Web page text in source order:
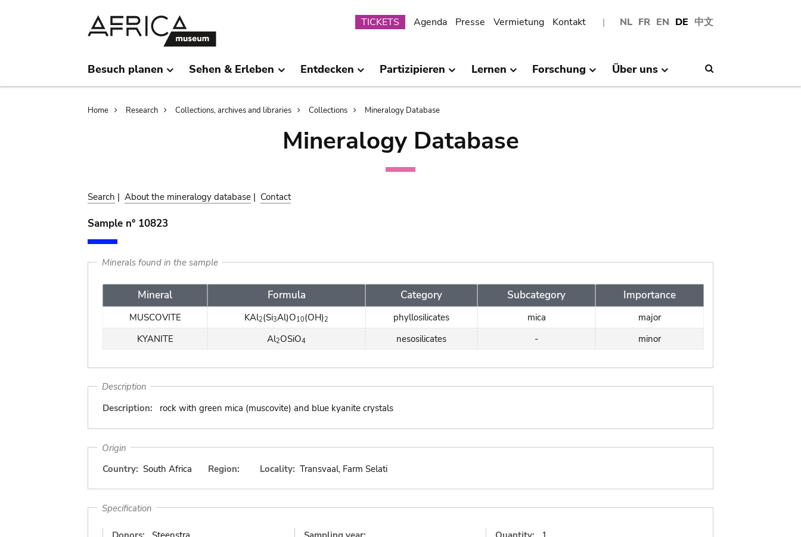
NL FR EN DE 中文
Submenu
TICKETS Agenda Presse Vermietung Kontakt
Besuch planen Sehen & Erleben Entdecken Partizipieren Lernen Forschung Über uns
Breadcrumb
Home Research Collections, archives and libraries Collections Mineralogy Database
Mineralogy Database
Search | About the mineralogy database | Contact
Sample n° 10823
Minerals found in the sample
Mineral Formula Category Subcategory Importance
MUSCOVITE KAl2(Si3Al)O10(OH)2 phyllosilicates mica
major
KYANITE
Al2OSiO4 nesosilicates - minor
Description
Description:
rock with green mica (muscovite) and blue kyanite crystals
Origin
Country: South Africa Region: Locality: Transvaal, Farm Selati
Specification